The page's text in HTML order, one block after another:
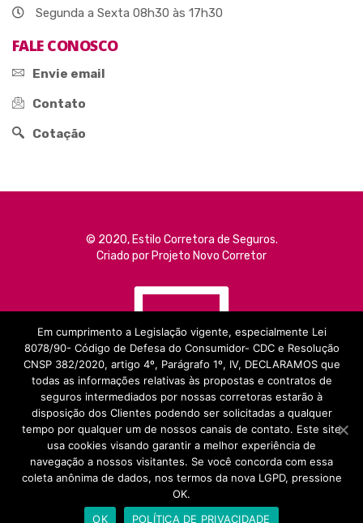
Segunda a Sexta 08h30 às 17h30
FALE CONOSCO
Envie email
Contato
Cotação
© 2020, Estilo Corretora de Seguros.
Criado por Projeto Novo Corretor
POLÍTICA DE PRIVACIDADE
Em cumprimento a Legislação vigente, especialmente Lei
8078/90- Código de Defesa do Consumidor- CDC e Resolução
CNSP 382/2020, artigo 4º, Parágrafo 1º, IV, DECLARAMOS que
todas as informações relativas às propostas e contratos de
seguros intermediados por nossas corretoras estarão à
disposição dos Clientes podendo ser solicitadas a qualquer
tempo por qualquer um de nossos canais de contato. Este site
usa cookies visando garantir a melhor experiência de
navegação a nossos visitantes. Se você concorda com essa
coleta anônima de dados, nos termos da nova LGPD, pressione
OK.
OK
POLÍTICA DE PRIVACIDADE